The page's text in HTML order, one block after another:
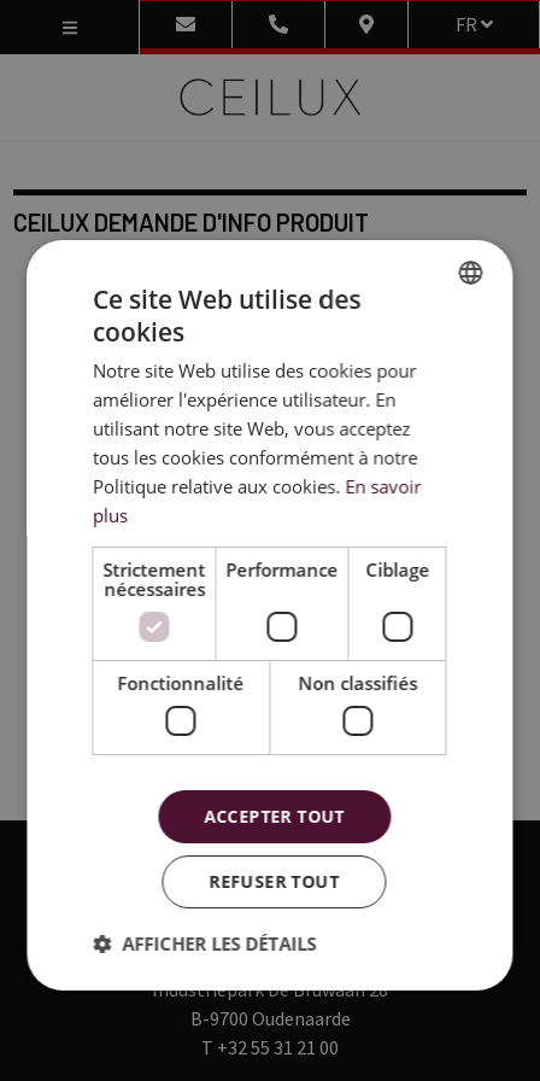
FR
CEILUX DEMANDE D'INFO PRODUIT
Industriepark De Bruwaan 28
B-9700 Oudenaarde
T +32 55 31 21 00
FRENCH
Ce site Web utilise des
cookies
Notre site Web utilise des cookies pour
améliorer l'expérience utilisateur. En
utilisant notre site Web, vous acceptez
tous les cookies conformément à notre
Politique relative aux cookies. En savoir
plus
Strictement
nécessaires
Performance Ciblage
Fonctionnalité Non classifiés
ACCEPTER TOUT
REFUSER TOUT
AFFICHER LES DÉTAILS